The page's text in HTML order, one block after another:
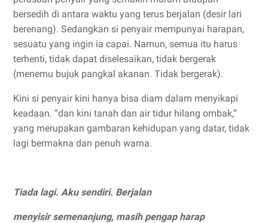
bersedih di antara waktu yang terus berjalan (desir lari
berenang). Sedangkan si penyair mempunyai harapan,
sesuatu yang ingin ia capai. Namun, semua itu harus
terhenti, tidak dapat diselesaikan, tidak bergerak
(menemu bujuk pangkal akanan. Tidak bergerak).
Kini si penyair kini hanya bisa diam dalam menyikapi
keadaan. “dan kini tanah dan air tidur hilang ombak,”
yang merupakan gambaran kehidupan yang datar, tidak
lagi bermakna dan penuh warna.
Tiada lagi. Aku sendiri. Berjalan
menyisir semenanjung, masih pengap harap